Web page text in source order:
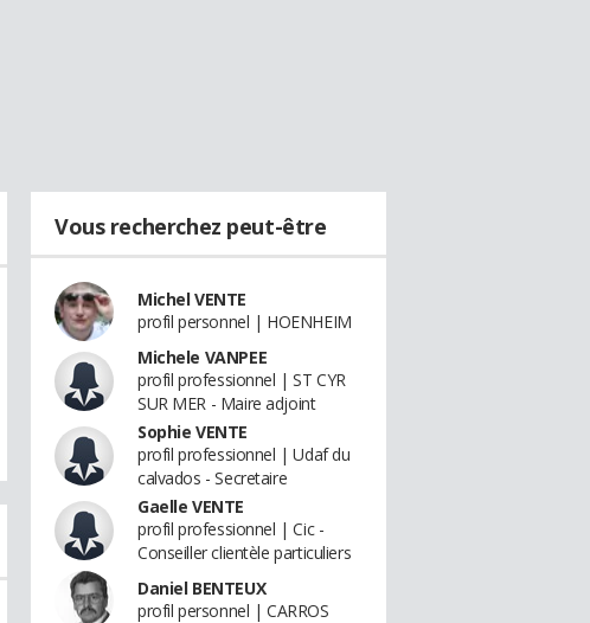
Vous recherchez peut-être
Michel VENTE
profil personnel | HOENHEIM
Michele VANPEE
profil professionnel | ST CYR
SUR MER - Maire adjoint
Sophie VENTE
profil professionnel | Udaf du
calvados - Secretaire
Gaelle VENTE
profil professionnel | Cic -
Conseiller clientèle particuliers
Daniel BENTEUX
profil personnel | CARROS